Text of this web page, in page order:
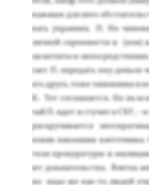
важ­ным для не­го
вать ук­ра­инец П. Но
лич­ной скром­ности и (или)
зас­ве­тить­ся
га­ет П. пе­редать ему день­ги
его дру­га, то­же чи­нов­ни­ка и
К. Тот сог­ла­ша­ет­ся. Но на
чай П. идет и сту­чит в СБУ, -
рас­кру­чива­ет­ся
ховик на­каза­ния
тели про­кура­туры и
ют до­каза­тель­ства. Взят­ка
но на­до же как-то лю­дей